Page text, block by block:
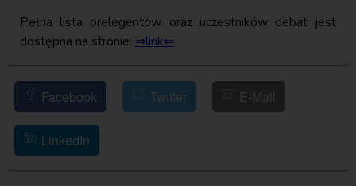
Pełna lista prelegentów oraz uczestników debat jest
dostępna na stronie: ⇒link⇐
Facebook Twitter E-Mail
LinkedIn